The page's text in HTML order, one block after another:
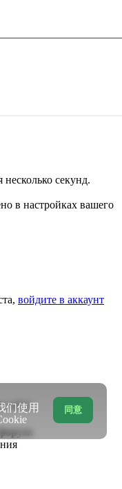
секунд.
в настройках вашего
войдите в аккаунт
сайта
同意
们使用